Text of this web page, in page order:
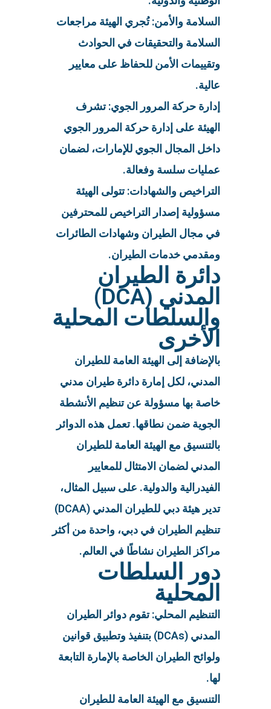
السلامة والأمن: تُجري الهيئة مراجعات
السلامة والتحقيقات في الحوادث
وتقييمات الأمن للحفاظ على معايير
عالية.
إدارة حركة المرور الجوي: تشرف
الهيئة على إدارة حركة المرور الجوي
داخل المجال الجوي للإمارات، لضمان
عمليات سلسة وفعالة.
التراخيص والشهادات: تتولى الهيئة
مسؤولية إصدار التراخيص للمحترفين
في مجال الطيران وشهادات الطائرات
ومقدمي خدمات الطيران.
دائرة الطيران
المدني (DCA)
والسلطات المحلية
الأخرى
بالإضافة إلى الهيئة العامة للطيران
المدني، لكل إمارة دائرة طيران مدني
خاصة بها مسؤولة عن تنظيم الأنشطة
الجوية ضمن نطاقها. تعمل هذه الدوائر
بالتنسيق مع الهيئة العامة للطيران
المدني لضمان الامتثال للمعايير
الفيدرالية والدولية. على سبيل المثال،
تدير هيئة دبي للطيران المدني (DCAA)
تنظيم الطيران في دبي، واحدة من أكثر
مراكز الطيران نشاطًا في العالم.
دور السلطات
المحلية
التنظيم المحلي: تقوم دوائر الطيران
المدني (DCAs) بتنفيذ وتطبيق قوانين
ولوائح الطيران الخاصة بالإمارة التابعة
لها.
التنسيق مع الهيئة العامة للطيران